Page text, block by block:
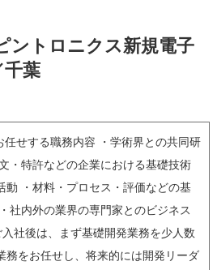
ントロニクス新規電子
千葉
任せする職務内容 ・学術界との共同研
・特許などの企業における基礎技術
動 ・材料・プロセス・評価などの基
社内外の業界の専門家とのビジネス
社後は、まず基礎開発業務を少人数
務をお任せし、将来的には開発リーダ